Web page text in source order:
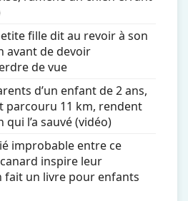
fille dit au revoir à son
avant de devoir
de vue
d’un enfant de 2 ans,
parcouru 11 km, rendent
l’a sauvé (vidéo)
improbable entre ce
inspire leur
un livre pour enfants